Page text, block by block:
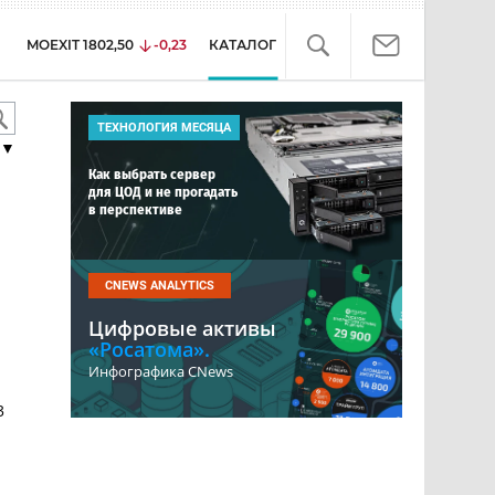
MOEXIT 1802,50 -0,23 КАТАЛОГ
ТЕХНОЛОГИЯ МЕСЯЦА
Как выбрать сервер
для ЦОД и не прогадать
в перспективе
CNEWS ANALYTICS
Цифровые активы
«Росатома».
Инфографика CNews